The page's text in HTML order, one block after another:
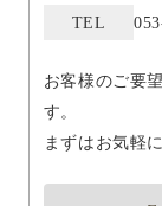
TEL
お客様のご要
す。
まずはお気軽